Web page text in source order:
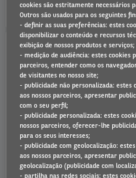
Oferta Especial
cookies são estritamente necessários
Outros são usados para os seguintes
- definir as suas preferências: estes
disponibilizar o conteúdo e recursos
exibição de nossos produtos e serviços;
- medição de audiência: estes cookies
parceiros, entender como os
de visitantes no nosso site;
- publicidade não personalizada:
aos nossos parceiros, apresentar
com o seu perfil;
- publicidade personalizada: estes
nossos parceiros, oferecer-lhe
para os seus interesses;
- publicidade com geolocalização:
aos nossos parceiros, apresentar
geolocalização (publicidade com
- partilha nas redes sociais: estes